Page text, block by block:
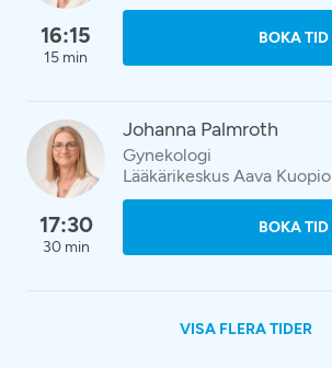
16:15
15 min
BOKA TID
17:30
30 min
Johanna Palmroth
Gynekologi
Lääkärikeskus Aava Kuopio
BOKA TID
VISA FLERA TIDER